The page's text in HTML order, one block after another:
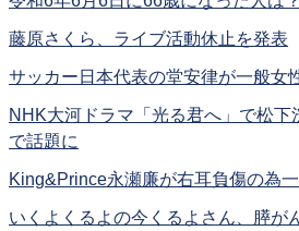
藤原さくら、ライブ活動休止を発表
サッカー日本代表の堂安律が一般女
NHK大河ドラマ「光る君へ」で松下
で話題に
King&Prince永瀬廉が右耳負傷の為
いくよくるよの今くるよさん、膵が